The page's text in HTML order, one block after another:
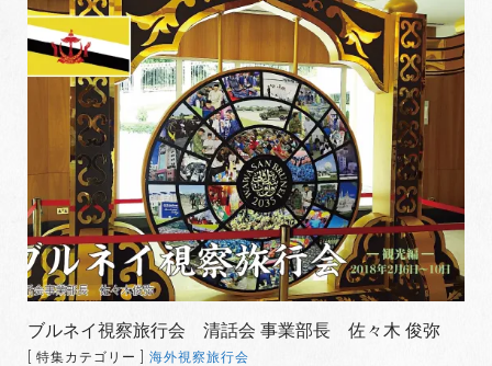
ブルネイ視察旅行会 清話会 事業部長 佐々木 俊弥
[ 特集カテゴリー ] 海外視察旅行会